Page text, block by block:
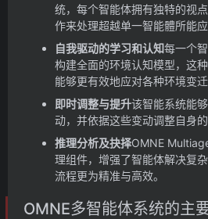
统，每个智能体拥有独特的视
作来处理超越单一智能體所能应
自我驱动的学习和认知每一个
构建全面的环境认知模型，这
能够更有效地应对各种环境变迁
即时调整与提升该智能系统能
动，并依据这些变动调整自身
推理分析及抉择OMNE
理组件，增强了智能体解决复
流程更为精准与高效。
OMNE多智能体系统的主